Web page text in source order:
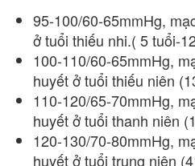
95-100/60-65mmHg,
ở tuổi thiếu nhi.( 5 tuổi-
100-110/60-65mmHg,
huyết ở tuổi thiếu niên
110-120/65-70mmHg,
huyết ở tuổi thanh niên
120-130/70-80mmHg,
huyết ở tuổi trung niên